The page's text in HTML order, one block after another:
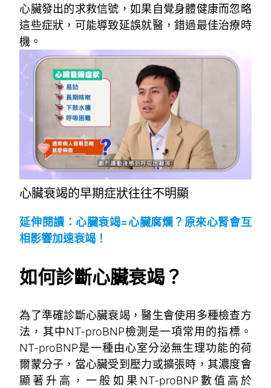
心臟發出的求救信號，如果自覺身體健康而忽略
這些症狀，可能導致延誤就醫，錯過最佳治療時
機。
心臟衰竭的早期症狀往往不明顯
延伸閱讀：心臟衰竭=心臟腐爛？原來心腎會互
相影響加速衰竭！
如何診斷心臟衰竭？
為了準確診斷心臟衰竭，醫生會使用多種檢查方
法，其中NT-proBNP檢測是一項常用的指標。
NT-proBNP是一種由心室分泌無生理功能的荷
爾蒙分子，當心臟受到壓力或擴張時，其濃度會
顯著升高，一般如果NT-proBNP數值高於